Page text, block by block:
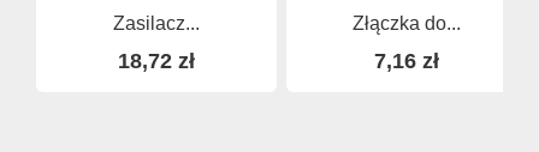
Zasilacz...
18,72 zł
Złączka do...
7,16 zł